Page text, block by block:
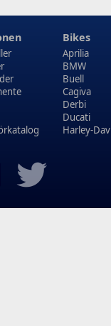
Bikes
Aprilia
BMW
Buell
Cagiva
Derbi
Ducati
Harley-